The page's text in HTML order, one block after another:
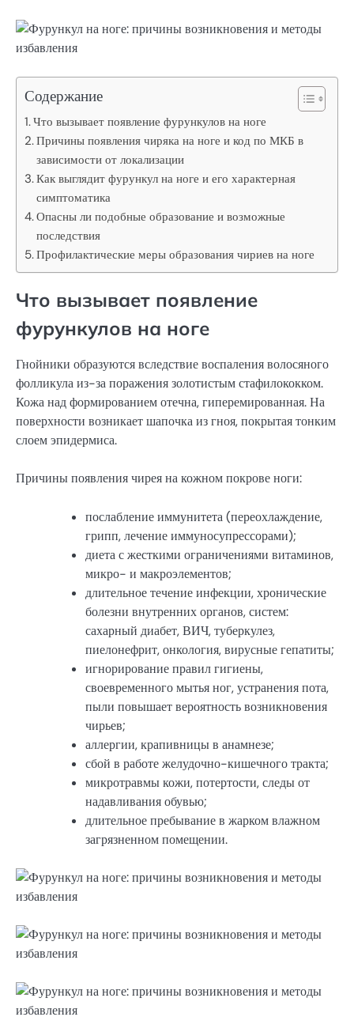
Содержание
Что вызывает появление фурункулов на ноге
Причины появления чиряка на ноге и код по МКБ в
зависимости от локализации
Как выглядит фурункул на ноге и его характерная
симптоматика
Опасны ли подобные образование и возможные
последствия
Профилактические меры образования чириев на ноге
Что вызывает появление
фурункулов на ноге
Гнойники образуются вследствие воспаления волосяного
фолликула из-за поражения золотистым стафилококком.
Кожа над формированием отечна, гиперемированная. На
поверхности возникает шапочка из гноя, покрытая тонким
слоем эпидермиса.
Причины появления чирея на кожном покрове ноги:
послабление иммунитета (переохлаждение,
грипп, лечение иммуносупрессорами);
диета с жесткими ограничениями витаминов,
микро- и макроэлементов;
длительное течение инфекции, хронические
болезни внутренних органов, систем:
сахарный диабет, ВИЧ, туберкулез,
пиелонефрит, онкология, вирусные гепатиты;
игнорирование правил гигиены,
своевременного мытья ног, устранения пота,
пыли повышает вероятность возникновения
чирьев;
аллергии, крапивницы в анамнезе;
сбой в работе желудочно-кишечного тракта;
микротравмы кожи, потертости, следы от
надавливания обувью;
длительное пребывание в жарком влажном
загрязненном помещении.